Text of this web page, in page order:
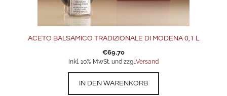
ACETO BALSAMICO TRADIZIONALE DI MODENA 0,1 L
€69,70
inkl. 10% MwSt. und zzgl.Versand
IN DEN WARENKORB